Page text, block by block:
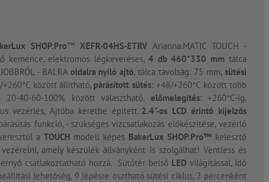
SHOP.Pro™XEFR-04HS-ETRVArianna.MATIC TOUCH -
kemence, elektromos légkeveréses, 4 db 460*330 mm tálca
- BALRA oldalra nyíló ajtó, tálca távolság: 75 mm, sütési
+260°C között állítható, párásított sütés:+48/+260°C között több
20-40-60-100% között választható, előmelegítés: +260°C-ig.
vezérlés, Ajtóba keretbe épített 2.4"-os LCD érintő kijelzős
funkció, - szükséges vízcsatlakozás előkészítése, vezérlő
a TOUCH modell képes BakerLux SHOP.Pro™ kelesztő
amely készülék állványként is szolgálhat! Ventless és
csatlakoztatható hozzá. Sütőtér belső LED világítással, Idő
lehetőség, 9 lépésre osztható sütési ciklus, 2 percenként